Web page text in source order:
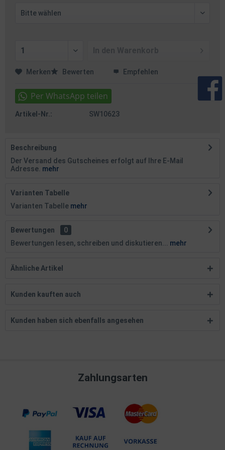
Merken Bewerten Empfehlen
Artikel-Nr.: SW10623
Beschreibung
Der Versand des Gutscheines erfolgt auf Ihre E-Mail
Adresse. mehr
Varianten Tabelle
Varianten Tabelle mehr
Bewertungen
0
Bewertungen lesen, schreiben und diskutieren...
mehr
Ähnliche Artikel
Kunden kauften auch
Kunden haben sich ebenfalls angesehen
Zahlungsarten